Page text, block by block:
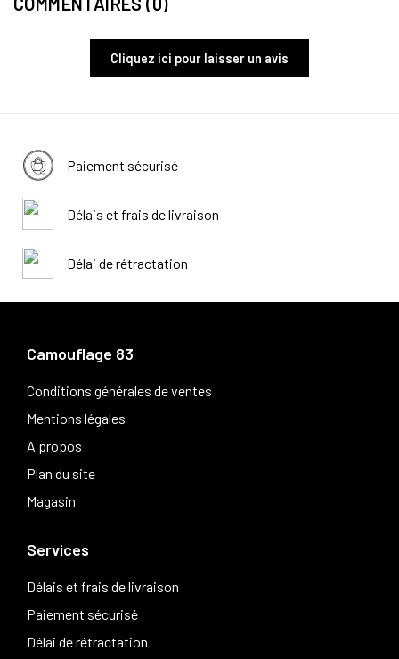
Cliquez ici pour laisser un avis
Paiement sécurisé
Délais et frais de livraison
Délai de rétractation
Camouflage 83
Conditions générales de ventes
Mentions légales
A propos
Plan du site
Magasin
Services
Délais et frais de livraison
Paiement sécurisé
Délai de rétractation